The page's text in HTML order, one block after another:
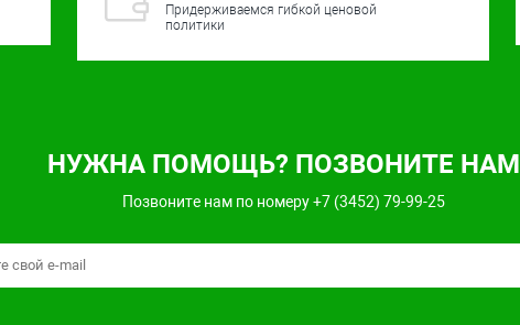
Придерживаемся гибкой ценовой
политики
НУЖНА ПОМОЩЬ? ПОЗВОНИТЕ НАМ
Позвоните нам по номеру +7 (3452) 79-99-25